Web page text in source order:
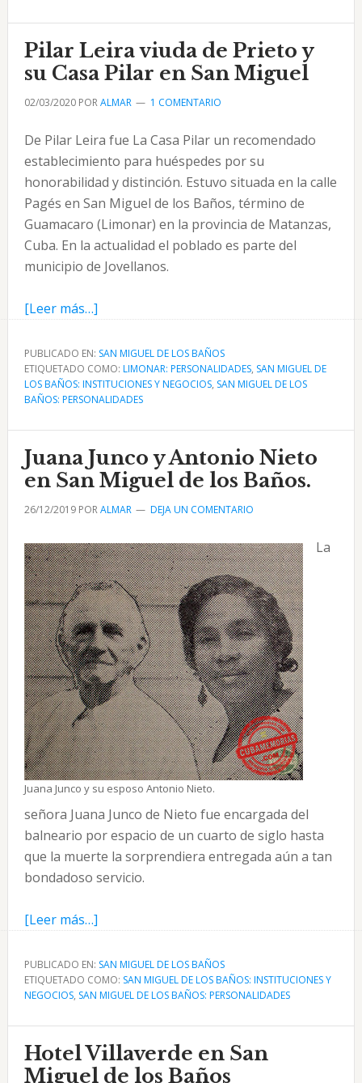
San
Miguel
y
cena
de
abril
1930
Pilar Leira viuda de Prieto y
su Casa Pilar en San Miguel
02/03/2020PORALMAR 1 COMENTARIO
De Pilar Leira fue La Casa Pilar un recomendado
establecimiento para huéspedes por su
honorabilidad y distinción. Estuvo situada en la calle
Pagés en San Miguel de los Baños, término de
Guamacaro (Limonar) en la provincia de Matanzas,
Cuba. En la actualidad el poblado es parte del
municipio de Jovellanos.
[Leer más…]acerca
Pilar
Leira
viuda
Prieto
y
su
Pilar
en
San
Miguel
PUBLICADO EN: SAN MIGUEL DE LOS BAÑOS
ETIQUETADO COMO: LIMONAR: PERSONALIDADES, SAN MIGUEL DE
LOS BAÑOS: INSTITUCIONES Y NEGOCIOS, SAN MIGUEL DE LOS
BAÑOS: PERSONALIDADES
Juana Junco y Antonio Nieto
en San Miguel de los Baños.
26/12/2019PORALMAR DEJA UN COMENTARIO
Juana Junco y su esposo Antonio Nieto.
La
señora Juana Junco de Nieto fue encargada del
balneario por espacio de un cuarto de siglo hasta
que la muerte la sorprendiera entregada aún a tan
bondadoso servicio.
[Leer más…]acerca
Juana
Junco
y
Antonio
Nieto
en
PUBLICADO EN: SAN MIGUEL DE LOS BAÑOS
ETIQUETADO COMO: SAN MIGUEL DE LOS BAÑOS: INSTITUCIONES Y
NEGOCIOS, SAN MIGUEL DE LOS BAÑOS: PERSONALIDADES
Hotel Villaverde en San
Miguel de los Baños